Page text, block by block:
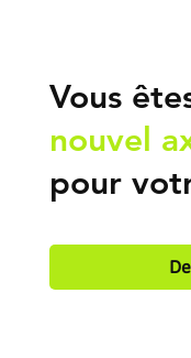
Vous
nouvel
pour